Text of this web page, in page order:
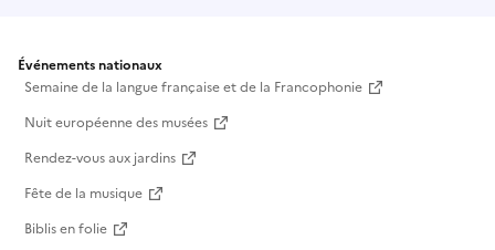
Événements nationaux
Semaine de la langue française et de la Francophonie
Nuit européenne des musées
Rendez-vous aux jardins
Fête de la musique
Biblis en folie